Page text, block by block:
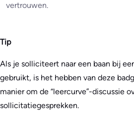
vertrouwen.
Tip
Als je solliciteert naar een baan bij
gebruikt, is het hebben van deze
manier om de “leercurve”-discussie
sollicitatiegesprekken.